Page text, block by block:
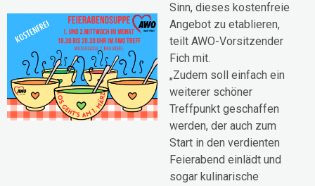
Sinn, dieses kostenfreie
Angebot zu etablieren,
teilt AWO-Vorsitzender
Fich mit.
„Zudem soll einfach ein
weiterer schöner
Treffpunkt geschaffen
werden, der auch zum
Start in den verdienten
Feierabend einlädt und
sogar kulinarische